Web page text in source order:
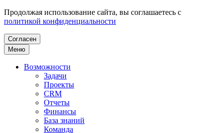
Продолжая использование сайта, вы соглашаетесь с
политикой конфиденциальности
Согласен
Меню
Возможности
Задачи
Проекты
CRM
Отчеты
Финансы
База знаний
Команда